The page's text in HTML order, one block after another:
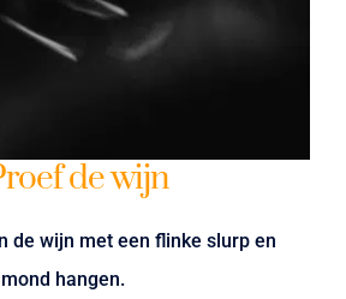
de wijn
de wijn met een flinke slurp en
hangen.